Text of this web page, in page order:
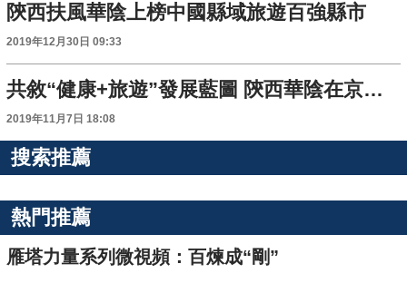
陝西扶風華陰上榜中國縣域旅遊百強縣市
2019年12月30日 09:33
共敘“健康+旅遊”發展藍圖 陝西華陰在京成功舉行投資優勢推介會
2019年11月7日 18:08
搜索推薦
熱門推薦
雁塔力量系列微視頻：百煉成“剛”